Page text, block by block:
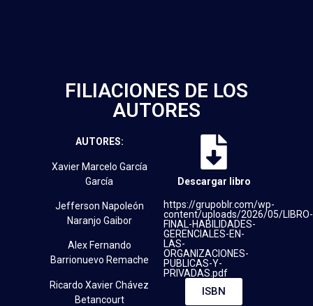
FILIACIONES DE LOS
AUTORES
AUTORES:
Xavier Marcelo García
García
Jefferson Napoleón
Naranjo Gaibor
Alex Fernando
Barrionuevo Remache
Ricardo Xavier Chávez
Betancourt
Descargar libro
https://grupoblr.com/wp-
content/uploads/2026/05/LIBRO-
FINAL-HABILIDADES-
GERENCIALES-EN-
LAS-
ORGANIZACIONES-
PUBLICAS-Y-
PRIVADAS.pdf
ISBN